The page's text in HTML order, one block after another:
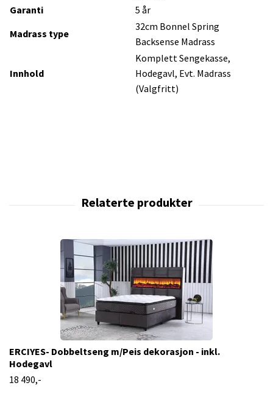
Garanti
5 år
Madrass type
32cm Bonnel Spring
Backsense Madrass
Innhold
Komplett Sengekasse,
Hodegavl, Evt. Madrass
(Valgfritt)
ERCIYES- Dobbeltseng m/Peis dekorasjon - inkl.
Hodegavl
18 490,-